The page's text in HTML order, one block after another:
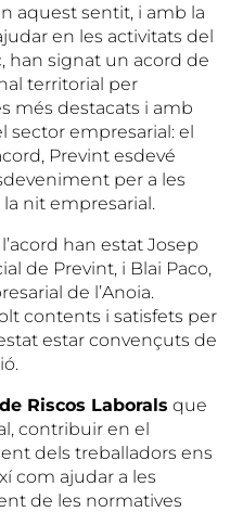
aquest sentit, i amb la
en les activitats del
han signat un acord de
territorial per
més destacats i amb
sector empresarial: el
Prevint esdevé
per a les
nit empresarial.
han estat Josep
de Prevint, i Blai Paco,
de l’Anoia.
contents i satisfets per
estar convençuts de
Riscos Laborals que
contribuir en el
dels treballadors ens
com ajudar a les
de les normatives